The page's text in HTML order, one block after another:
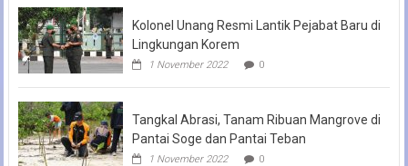
Kolonel Unang Resmi Lantik Pejabat Baru di
Lingkungan Korem
1 November 2022 0
Tangkal Abrasi, Tanam Ribuan Mangrove di
Pantai Soge dan Pantai Teban
1 November 2022 0